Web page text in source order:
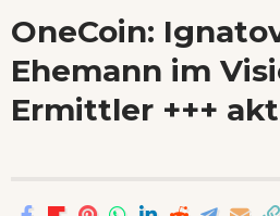
Wenn Orte erzählen ...
- Anzeige -
OneCoin:
Ehemann im
Ermittler +++